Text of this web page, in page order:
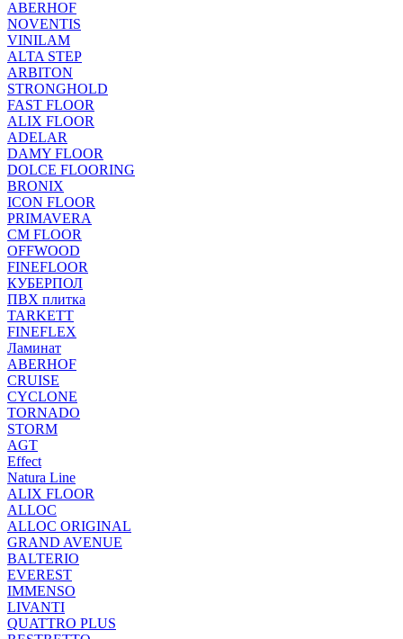
ABERHOF
NOVENTIS
VINILAM
ALTA STEP
ARBITON
STRONGHOLD
FAST FLOOR
ALIX FLOOR
ADELAR
DAMY FLOOR
DOLCE FLOORING
BRONIX
ICON FLOOR
PRIMAVERA
CM FLOOR
OFFWOOD
FINEFLOOR
КУБЕРПОЛ
ПВХ плитка
TARKETT
FINEFLEX
Ламинат
ABERHOF
CRUISE
CYCLONE
TORNADO
STORM
AGT
Effect
Natura Line
ALIX FLOOR
ALLOC
ALLOC ORIGINAL
GRAND AVENUE
BALTERIO
EVEREST
IMMENSO
LIVANTI
QUATTRO PLUS